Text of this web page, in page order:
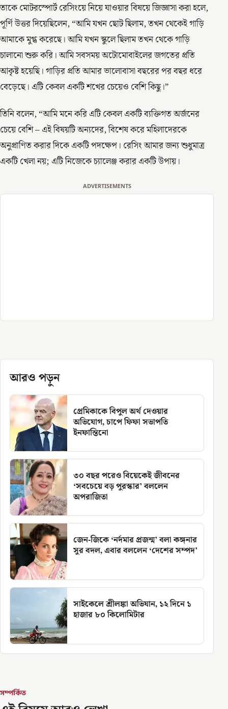
তাকে মোটরস্পোর্ট রেসিংয়ে নিয়ে যাওয়ার বিষয়ে জিজ্ঞাসা করা হলে,
পূর্ণি উত্তর দিয়েছিলেন, “আমি যখন ছোট ছিলাম, তখন থেকেই গাড়ি
আমাকে মুগ্ধ করেছে। আমি যখন স্কুলে ছিলাম তখন থেকে গাড়ি
চালানো শুরু করি। আমি সবসময় অটোমোবাইলের জগতের প্রতি
আকৃষ্ট হয়েছি। গাড়ির প্রতি আমার ভালোবাসা বছরের পর বছর ধরে
বেড়েছে। এটি কেবল একটি শখের চেয়েও বেশি কিছু।”
তিনি বলেন, “আমি মনে করি এটি কেবল একটি ব্যক্তিগত অর্জনের
চেয়ে বেশি – এই বিষয়টি অন্যদের, বিশেষ করে মহিলাদেরকে
অনুপ্রাণিত করার দিকে একটি পদক্ষেপ। রেসিং আমার জন্য শুধুমাত্র
একটি খেলা নয়; এটি নিজেকে চ্যালেঞ্জ করার একটি উপায়।
ADVERTISEMENTS
আরও পড়ুন
প্রেমিকাকে বিপুল অর্থ দেওয়ার
অভিযোগ, চাপে ফিফা সভাপতি
ইনফান্তিনো
৩০ বছর পরেও বিয়েকেই জীবনের
‘সবচেয়ে বড় পুরস্কার’ বললেন
অপরাজিতা
জেন-জিকে ‘নর্দমার প্রজন্ম’ বলা কঙ্গনার
সুর বদল, এবার বললেন ‘দেশের সম্পদ’
সাইকেলে শ্রীলঙ্কা অভিযান, ১২ দিনে ১
হাজার ৮০ কিলোমিটার
সম্পর্কিত